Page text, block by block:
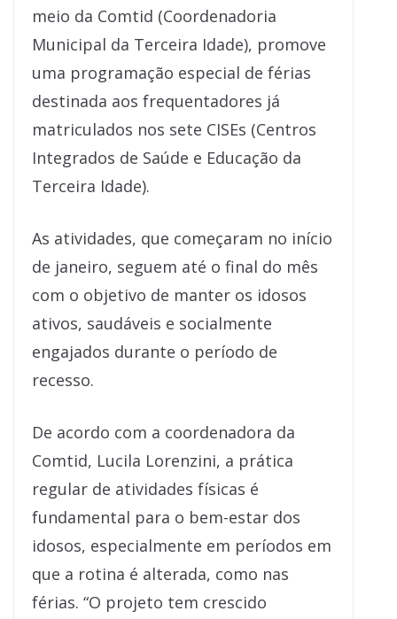
meio da Comtid (Coordenadoria
Municipal da Terceira Idade), promove
uma programação especial de férias
destinada aos frequentadores já
matriculados nos sete CISEs (Centros
Integrados de Saúde e Educação da
Terceira Idade).
As atividades, que começaram no início
de janeiro, seguem até o final do mês
com o objetivo de manter os idosos
ativos, saudáveis e socialmente
engajados durante o período de
recesso.
De acordo com a coordenadora da
Comtid, Lucila Lorenzini, a prática
regular de atividades físicas é
fundamental para o bem-estar dos
idosos, especialmente em períodos em
que a rotina é alterada, como nas
férias. “O projeto tem crescido